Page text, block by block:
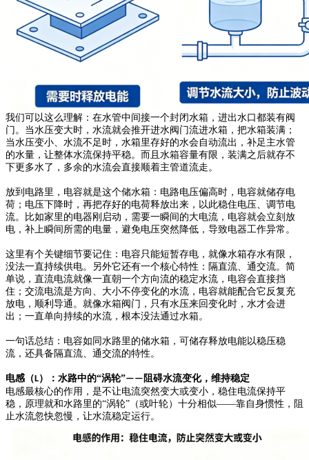
我们可以这么理解：在水管中间接一个封闭水箱，进出水口都装有阀
门。当水压变大时，水流就会推开进水阀门流进水箱，把水箱装满；
当水压变小、水流不足时，水箱里存好的水会自动流出，补足主水管
的水量，让整体水流保持平稳。而且水箱容量有限，装满之后就存不
下更多水了，多余的水流会直接顺着主管道流走。
放到电路里，电容就是这个储水箱：电路电压偏高时，电容就储存电
荷；电压下降时，再把存好的电荷释放出来，以此稳住电压、调节电
流。比如家里的电器刚启动，需要一瞬间的大电流，电容就会立刻放
电，补上瞬间所需的电量，避免电压突然降低，导致电器工作异常。
这里有个关键细节要记住：电容只能短暂存电，就像水箱存水有限，
没法一直持续供电。另外它还有一个核心特性：隔直流、通交流。简
单说，直流电流就像一直朝一个方向流的稳定水流，电容会直接挡
住；交流电流是方向、大小不停变化的水流，电容就能配合它反复充
放电，顺利导通。就像水箱阀门，只有水压来回变化时，水才会进
出；一直单向持续的水流，根本没法通过水箱。
一句话总结：电容如同水路里的储水箱，可储存释放电能以稳压稳
流，还具备隔直流、通交流的特性。
电感 （L） ：水路中的“涡轮”—— 阻碍水流变化，维持稳定
电感最核心的作用，是不让电流突然变大或变小，稳住电流保持平
稳，原理就和水路里的“涡轮” （或叶轮） 十分相似——靠自身惯性，阻
止水流忽快忽慢，让水流稳定运行。